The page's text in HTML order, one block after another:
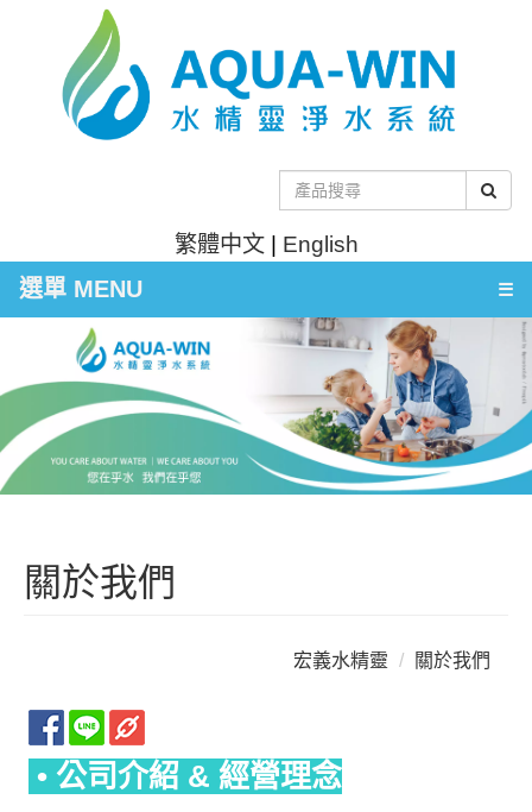
繁體中文| English
選單 MENU ☰
關於我們
宏義水精靈 關於我們
• 公司介紹 & 經營理念